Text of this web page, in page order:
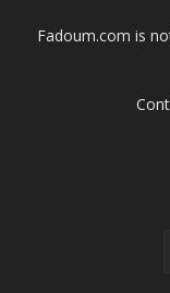
Fadoum.com is